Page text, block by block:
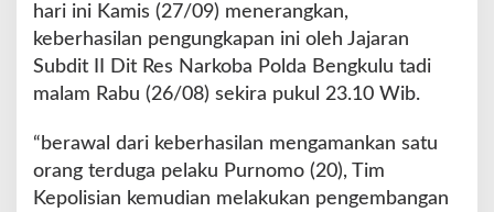
m
a
n
k
P
o
l
hari ini Kamis (27/09) menerangkan,
keberhasilan pengungkapan ini oleh Jajaran
Subdit II Dit Res Narkoba Polda Bengkulu tadi
malam Rabu (26/08) sekira pukul 23.10 Wib.
“berawal dari keberhasilan mengamankan satu
orang terduga pelaku Purnomo (20), Tim
Kepolisian kemudian melakukan pengembangan